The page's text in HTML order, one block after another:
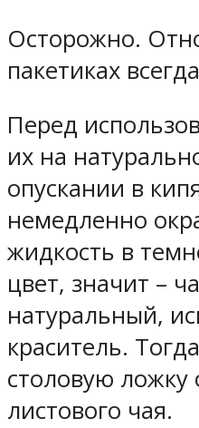
Осторожно.
пакетиках
Перед
их на
опускании в
немедленно
жидкость в
цвет, значит –
натуральный,
краситель.
столовую ложку
листового чая.